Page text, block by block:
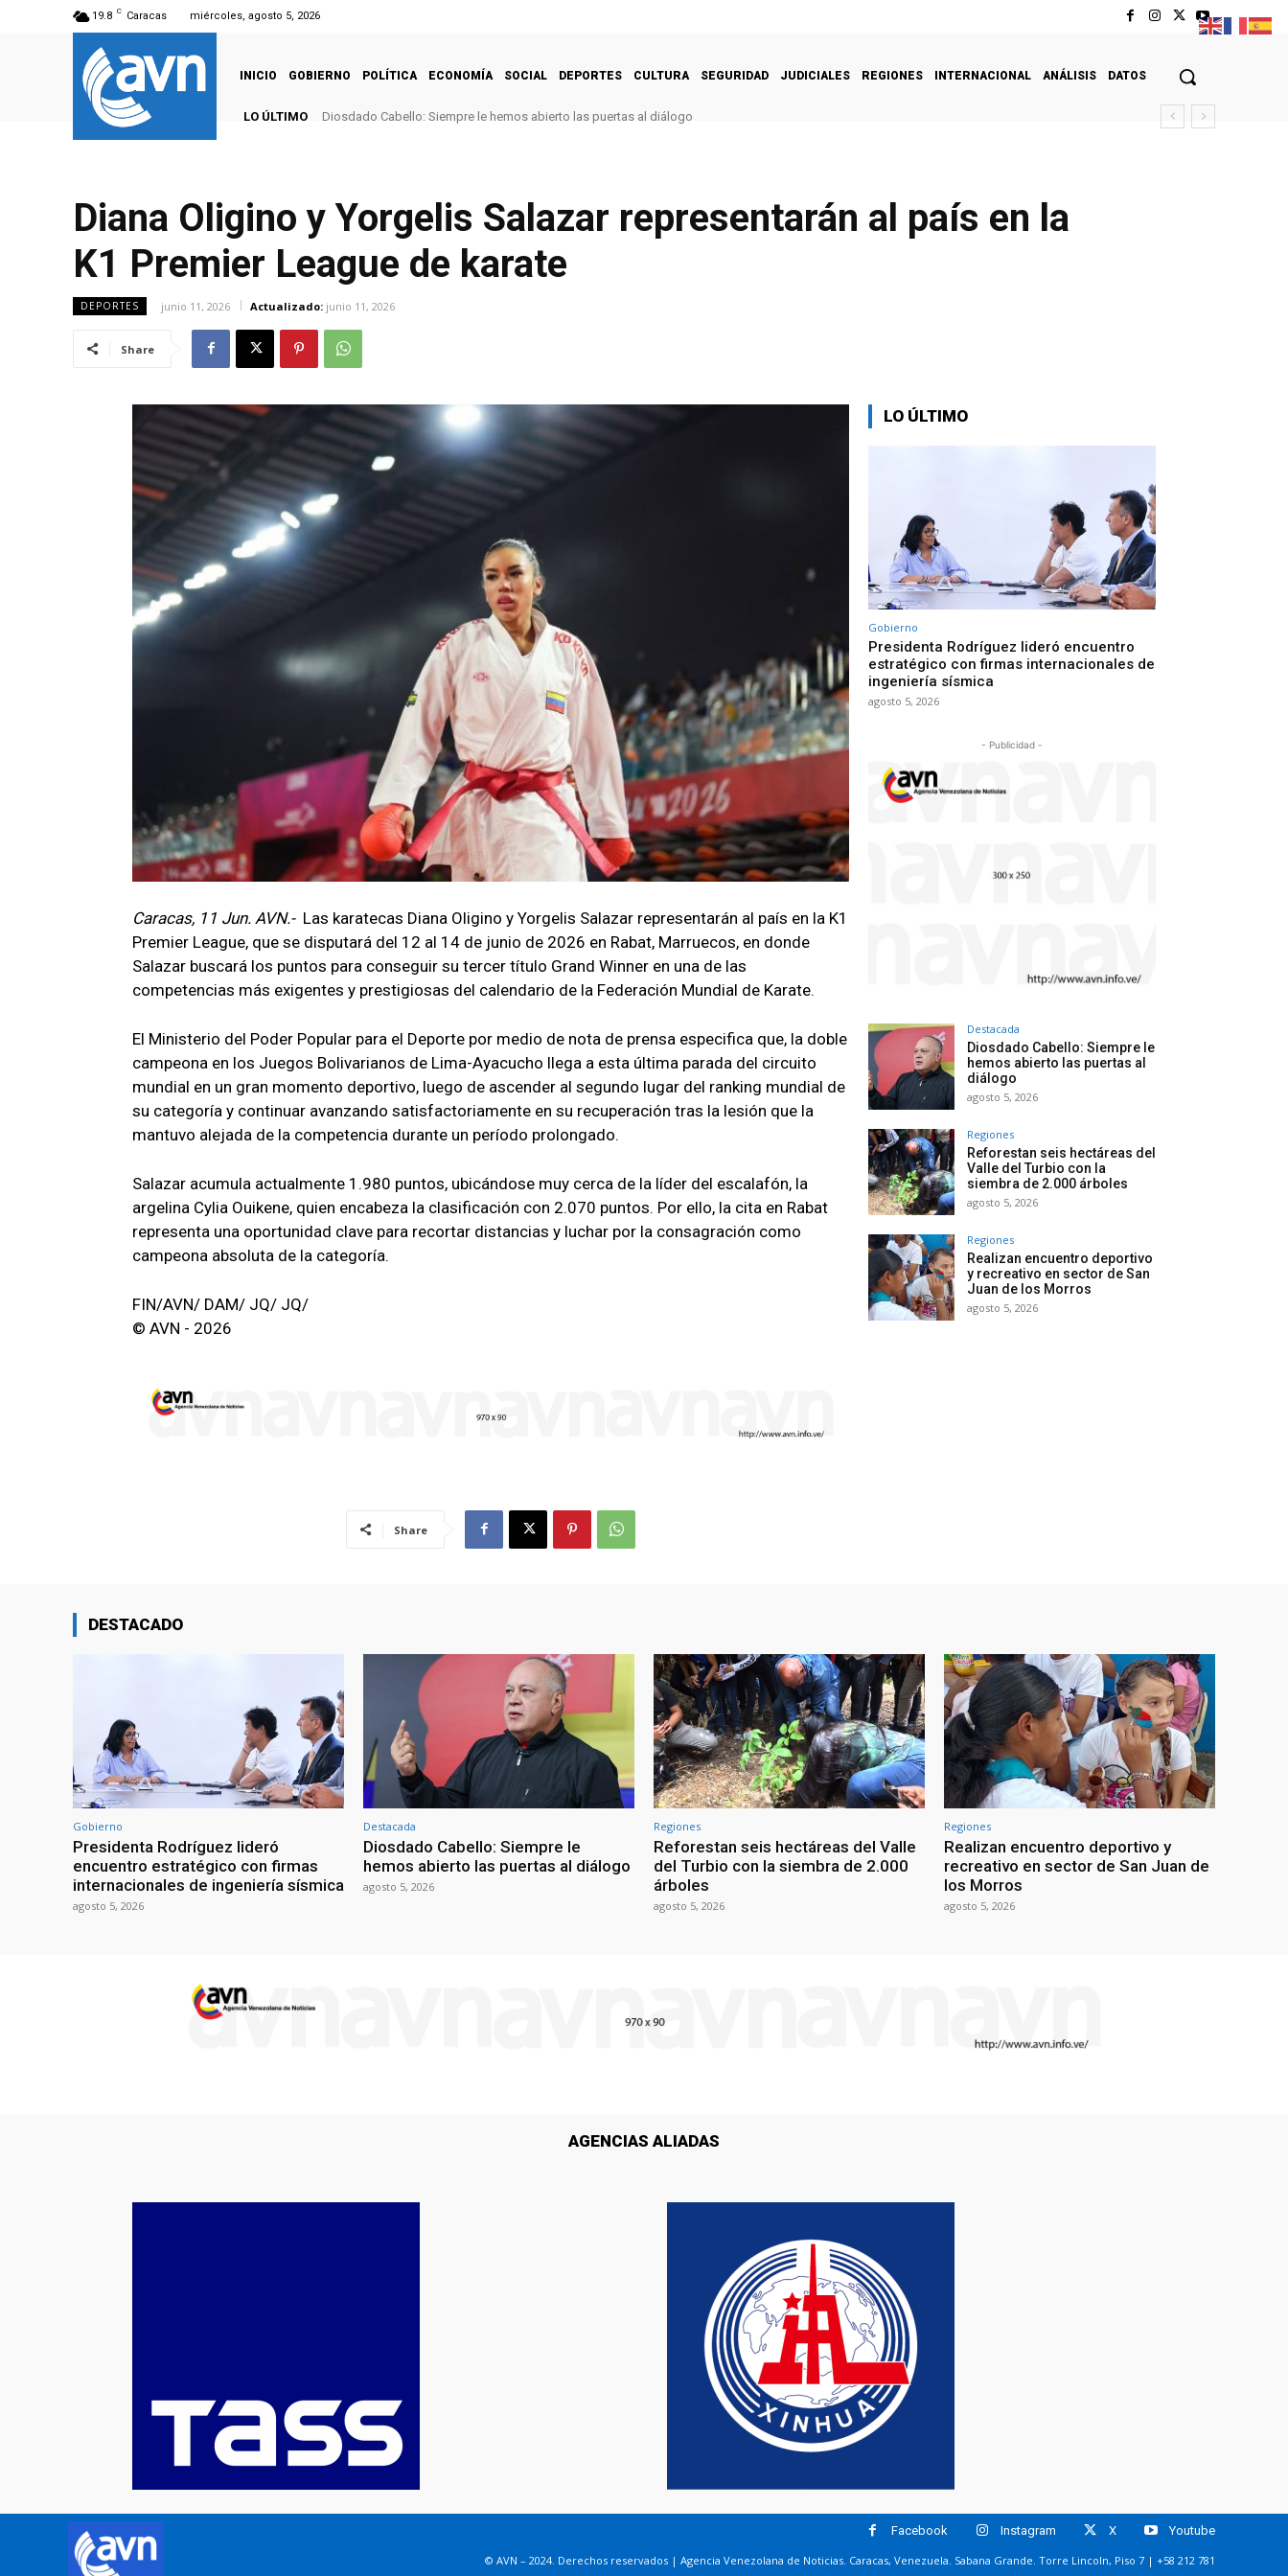
19.8 C Caracas miércoles, agosto 5, 2026
INICIO GOBIERNO POLÍTICA ECONOMÍA SOCIAL DEPORTES CULTURA SEGURIDAD JUDICIALES REGIONES INTERNACIONAL ANÁLISIS DATOS
LO ÚLTIMO Diosdado Cabello: Siempre le hemos abierto las puertas al diálogo
Diana Oligino y Yorgelis Salazar representarán al país en la
K1 Premier League de karate
DEPORTES junio 11, 2026 Actualizado: junio 11, 2026
Share
Caracas, 11 Jun. AVN.- Las karatecas Diana Oligino y Yorgelis Salazar representarán al país en la K1
Premier League, que se disputará del 12 al 14 de junio de 2026 en Rabat, Marruecos, en donde
Salazar buscará los puntos para conseguir su tercer título Grand Winner en una de las
competencias más exigentes y prestigiosas del calendario de la Federación Mundial de Karate.
El Ministerio del Poder Popular para el Deporte por medio de nota de prensa especifica que, la doble
campeona en los Juegos Bolivarianos de Lima-Ayacucho llega a esta última parada del circuito
mundial en un gran momento deportivo, luego de ascender al segundo lugar del ranking mundial de
su categoría y continuar avanzando satisfactoriamente en su recuperación tras la lesión que la
mantuvo alejada de la competencia durante un período prolongado.
Salazar acumula actualmente 1.980 puntos, ubicándose muy cerca de la líder del escalafón, la
argelina Cylia Ouikene, quien encabeza la clasificación con 2.070 puntos. Por ello, la cita en Rabat
representa una oportunidad clave para recortar distancias y luchar por la consagración como
campeona absoluta de la categoría.
FIN/AVN/ DAM/ JQ/ JQ/
© AVN - 2026
Share
LO ÚLTIMO
Gobierno
Presidenta Rodríguez lideró encuentro
estratégico con firmas internacionales de
ingeniería sísmica
agosto 5, 2026
- Publicidad -
Destacada
Diosdado Cabello: Siempre le
hemos abierto las puertas al
diálogo
agosto 5, 2026
Regiones
Reforestan seis hectáreas del
Valle del Turbio con la
siembra de 2.000 árboles
agosto 5, 2026
Regiones
Realizan encuentro deportivo
y recreativo en sector de San
Juan de los Morros
agosto 5, 2026
DESTACADO
Gobierno
Presidenta Rodríguez lideró
encuentro estratégico con firmas
internacionales de ingeniería sísmica
agosto 5, 2026
Destacada
Diosdado Cabello: Siempre le
hemos abierto las puertas al diálogo
agosto 5, 2026
Regiones
Reforestan seis hectáreas del Valle
del Turbio con la siembra de 2.000
árboles
agosto 5, 2026
Regiones
Realizan encuentro deportivo y
recreativo en sector de San Juan de
los Morros
agosto 5, 2026
AGENCIAS ALIADAS
Facebook Instagram X Youtube
© AVN – 2024. Derechos reservados | Agencia Venezolana de Noticias. Caracas, Venezuela. Sabana Grande. Torre Lincoln, Piso 7 | +58 212 781